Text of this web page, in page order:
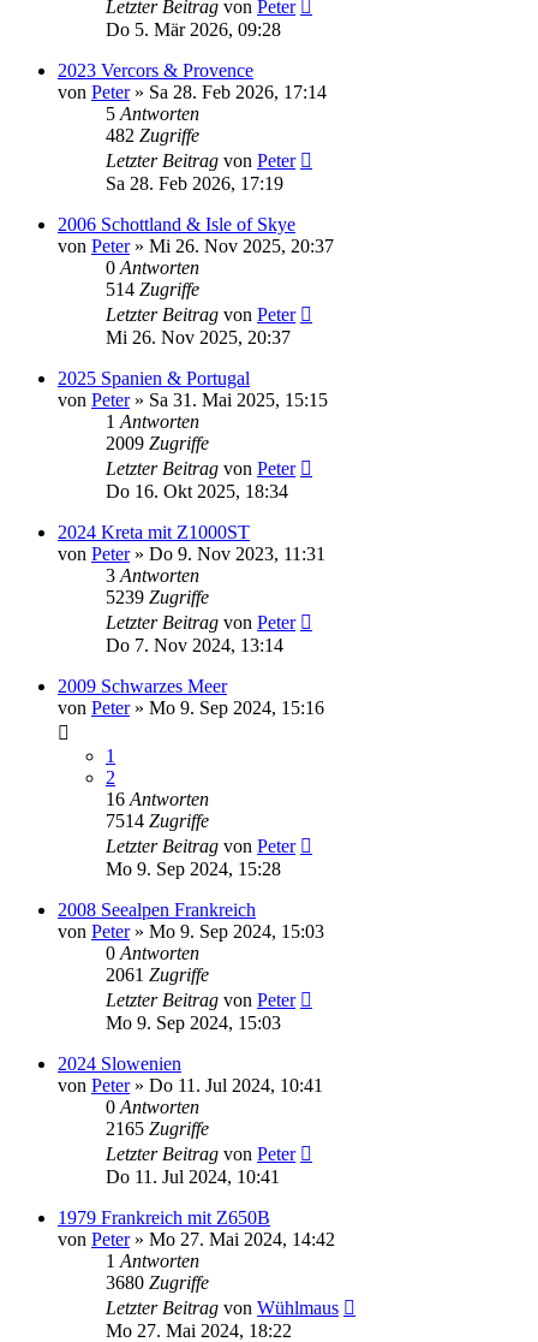
Letzter Beitrag von Peter
Do 5. Mär 2026, 09:28
2023 Vercors & Provence
von Peter» Sa 28. Feb 2026, 17:14
5 Antworten
482 Zugriffe
Letzter Beitrag von Peter
Sa 28. Feb 2026, 17:19
2006 Schottland & Isle of Skye
von Peter» Mi 26. Nov 2025, 20:37
0 Antworten
514 Zugriffe
Letzter Beitrag von Peter
Mi 26. Nov 2025, 20:37
2025 Spanien & Portugal
von Peter» Sa 31. Mai 2025, 15:15
1 Antworten
2009 Zugriffe
Letzter Beitrag von Peter
Do 16. Okt 2025, 18:34
2024 Kreta mit Z1000ST
von Peter» Do 9. Nov 2023, 11:31
3 Antworten
5239 Zugriffe
Letzter Beitrag von Peter
Do 7. Nov 2024, 13:14
2009 Schwarzes Meer
von Peter» Mo 9. Sep 2024, 15:16
1
2
16 Antworten
7514 Zugriffe
Letzter Beitrag von Peter
Mo 9. Sep 2024, 15:28
2008 Seealpen Frankreich
von Peter» Mo 9. Sep 2024, 15:03
0 Antworten
2061 Zugriffe
Letzter Beitrag von Peter
Mo 9. Sep 2024, 15:03
2024 Slowenien
von Peter» Do 11. Jul 2024, 10:41
0 Antworten
2165 Zugriffe
Letzter Beitrag von Peter
Do 11. Jul 2024, 10:41
1979 Frankreich mit Z650B
von Peter» Mo 27. Mai 2024, 14:42
1 Antworten
3680 Zugriffe
Letzter Beitrag von Wühlmaus
Mo 27. Mai 2024, 18:22